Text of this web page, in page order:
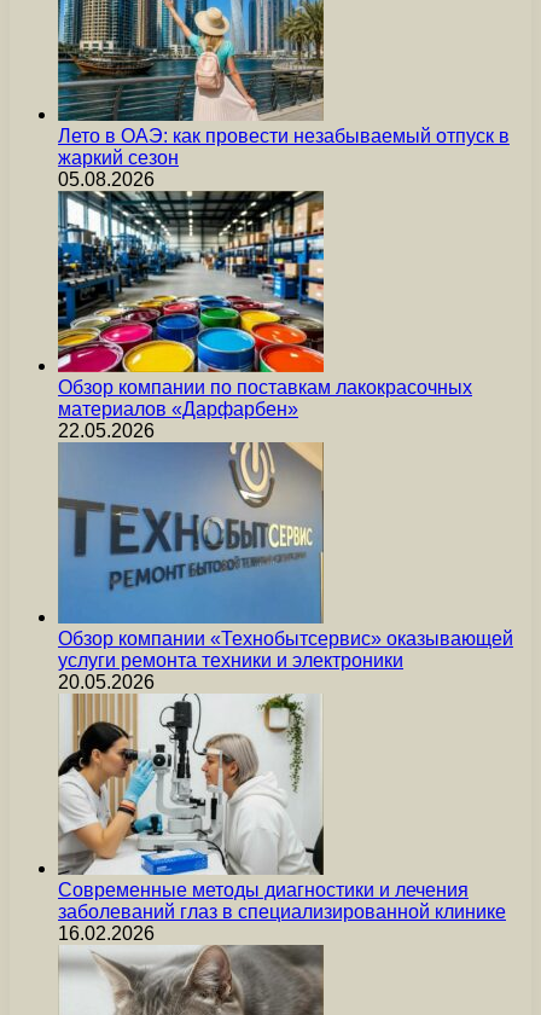
Лето в ОАЭ: как провести незабываемый отпуск в
жаркий сезон
05.08.2026
Обзор компании по поставкам лакокрасочных
материалов «Дарфарбен»
22.05.2026
Обзор компании «Технобытсервис» оказывающей
услуги ремонта техники и электроники
20.05.2026
Современные методы диагностики и лечения
заболеваний глаз в специализированной клинике
16.02.2026